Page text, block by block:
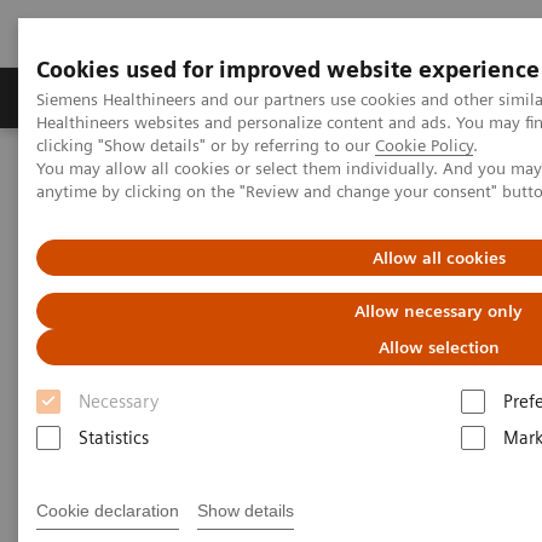
Cookies used for improved website experience
Siemens Healthineers and our partners use cookies and other
Healthineers websites and personalize content and ads. You may
clicking "Show details" or by referring to our Cookie Policy.
You may allow all cookies or select them individually. And you
anytime by clicking on the "Review and change your consent"
Allow all cookies
Allow necessary only
Allow selection
Necessary
Statistics
Cookie declaration Show details
Produkter og løsninger Support og
Hjem Services
IT Standards
DICOM Conformance Statements - Magnetic Resonance
DICOM Conformance
Statements - 7T Systems
Go back to DICOM overview